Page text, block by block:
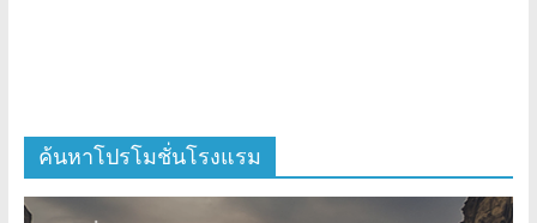
ค้นหาโปรโมชั่นโรงแรม